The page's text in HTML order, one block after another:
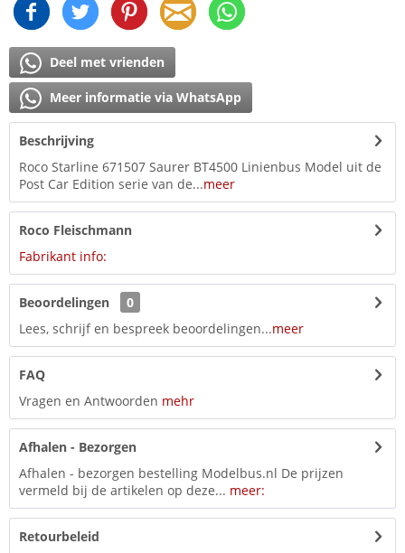
Deel met vrienden
Meer informatie via WhatsApp
Beschrijving
Roco Starline 671507 Saurer BT4500 Linienbus Model uit de
Post Car Edition serie van de...meer
Roco Fleischmann
Fabrikant info:
Beoordelingen
0
Lees, schrijf en bespreek beoordelingen...meer
FAQ
Vragen en Antwoorden mehr
Afhalen - Bezorgen
Afhalen - bezorgen bestelling Modelbus.nl De prijzen
vermeld bij de artikelen op deze... meer:
Retourbeleid